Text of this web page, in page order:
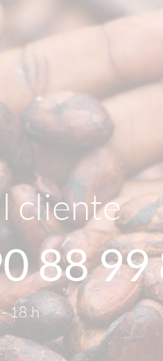
cliente
88 99
18 h